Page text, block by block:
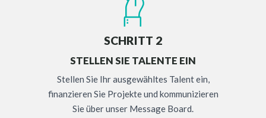
SCHRITT 2
STELLEN SIE TALENTE EIN
Stellen Sie Ihr ausgewähltes Talent ein,
finanzieren Sie Projekte und kommunizieren
Sie über unser Message Board.